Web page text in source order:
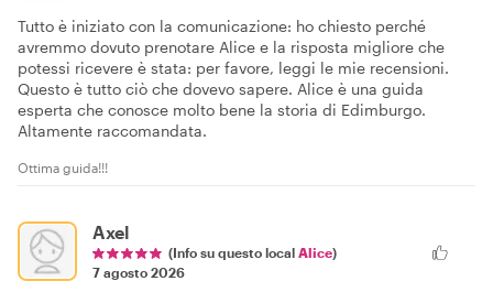
Tutto è iniziato con la comunicazione: ho chiesto perché
avremmo dovuto prenotare Alice e la risposta migliore che
potessi ricevere è stata: per favore, leggi le mie recensioni.
Questo è tutto ciò che dovevo sapere. Alice è una guida
esperta che conosce molto bene la storia di Edimburgo.
Altamente raccomandata.
Ottima guida!!!
Axel
(Info su questo local Alice)
7 agosto 2026